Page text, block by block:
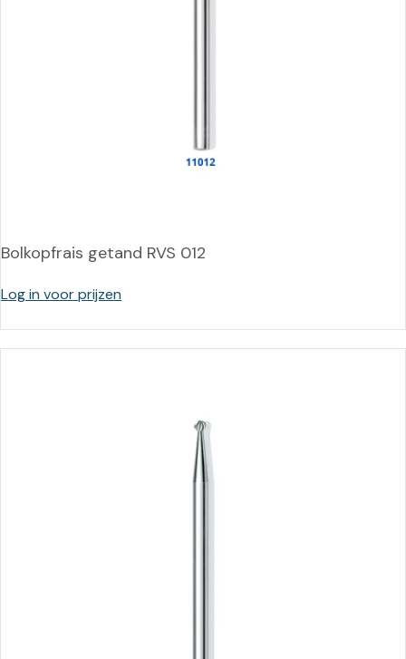
Bolkopfrais getand RVS 012
Log in voor prijzen